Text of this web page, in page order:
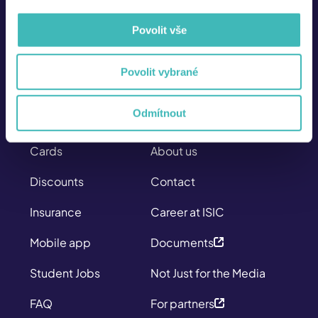
Povolit vše
Povolit vybrané
Odmítnout
info@isic.cz
Mo - Fr
SITEMAP
Cards
Discounts
Insurance
Mobile app
Student Jobs
FAQ
ABOUT US
About us
Contact
Career at ISIC
Documents
Not Just for the Media
For partners